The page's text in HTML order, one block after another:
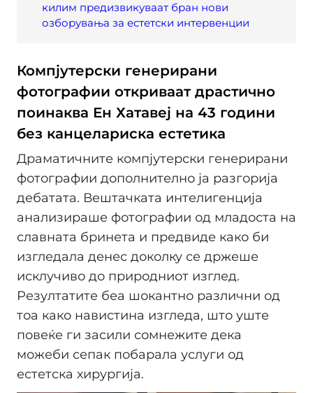
килим предизвикуваат бран нови
озборувања за естетски интервенции
Компјутерски генерирани
фотографии откриваат драстично
поинаква Ен Хатавеј на 43 години
без канцелариска естетика
Драматичните компјутерски генерирани
фотографии дополнително ја разгорија
дебатата. Вештачката интелигенција
анализираше фотографии од младоста на
славната бринета и предвиде како би
изгледала денес доколку се држеше
исклучиво до природниот изглед.
Резултатите беа шокантно различни од
тоа како навистина изгледа, што уште
повеќе ги засили сомнежите дека
можеби сепак побарала услуги од
естетска хирургија.